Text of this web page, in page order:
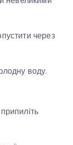
через
воду.